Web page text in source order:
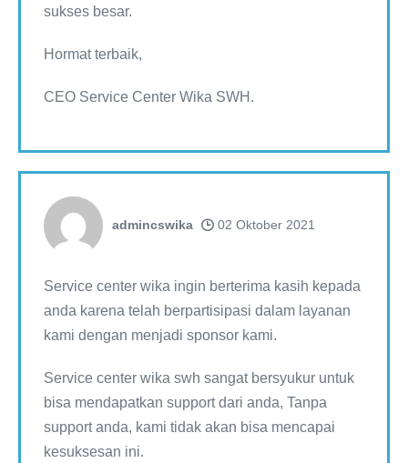
sukses besar.
Hormat terbaik,
CEO Service Center Wika SWH.
admincswika 02 Oktober 2021
Service center wika ingin berterima kasih kepada
anda karena telah berpartisipasi dalam layanan
kami dengan menjadi sponsor kami.
Service center wika swh sangat bersyukur untuk
bisa mendapatkan support dari anda, Tanpa
support anda, kami tidak akan bisa mencapai
kesuksesan ini.